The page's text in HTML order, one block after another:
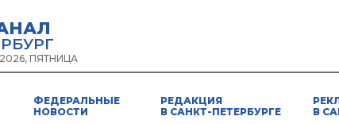
ПЯТНИЦА
ФЕДЕРАЛЬНЫЕ
НОВОСТИ
РЕДАКЦИЯ
В САНКТ-ПЕТЕРБУРГЕ
В